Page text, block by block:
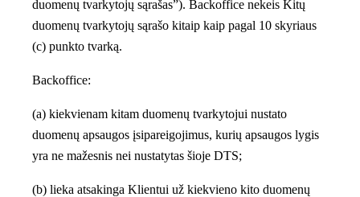
duomenų tvarkytojų sąrašas”). Backoffice nekeis Kitų
duomenų tvarkytojų sąrašo kitaip kaip pagal 10 skyriaus
(c) punkto tvarką.
Backoffice:
(a) kiekvienam kitam duomenų tvarkytojui nustato
duomenų apsaugos įsipareigojimus, kurių apsaugos lygis
yra ne mažesnis nei nustatytas šioje DTS;
(b) lieka atsakinga Klientui už kiekvieno kito duomenų